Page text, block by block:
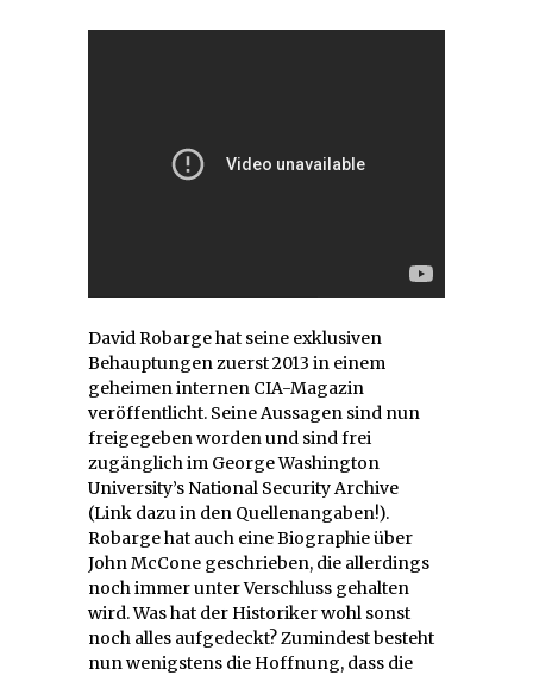
David Robarge hat seine exklusiven
Behauptungen zuerst 2013 in einem
geheimen internen CIA-Magazin
veröffentlicht. Seine Aussagen sind nun
freigegeben worden und sind frei
zugänglich im George Washington
University’s National Security Archive
(Link dazu in den Quellenangaben!).
Robarge hat auch eine Biographie über
John McCone geschrieben, die allerdings
noch immer unter Verschluss gehalten
wird. Was hat der Historiker wohl sonst
noch alles aufgedeckt? Zumindest besteht
nun wenigstens die Hoffnung, dass die